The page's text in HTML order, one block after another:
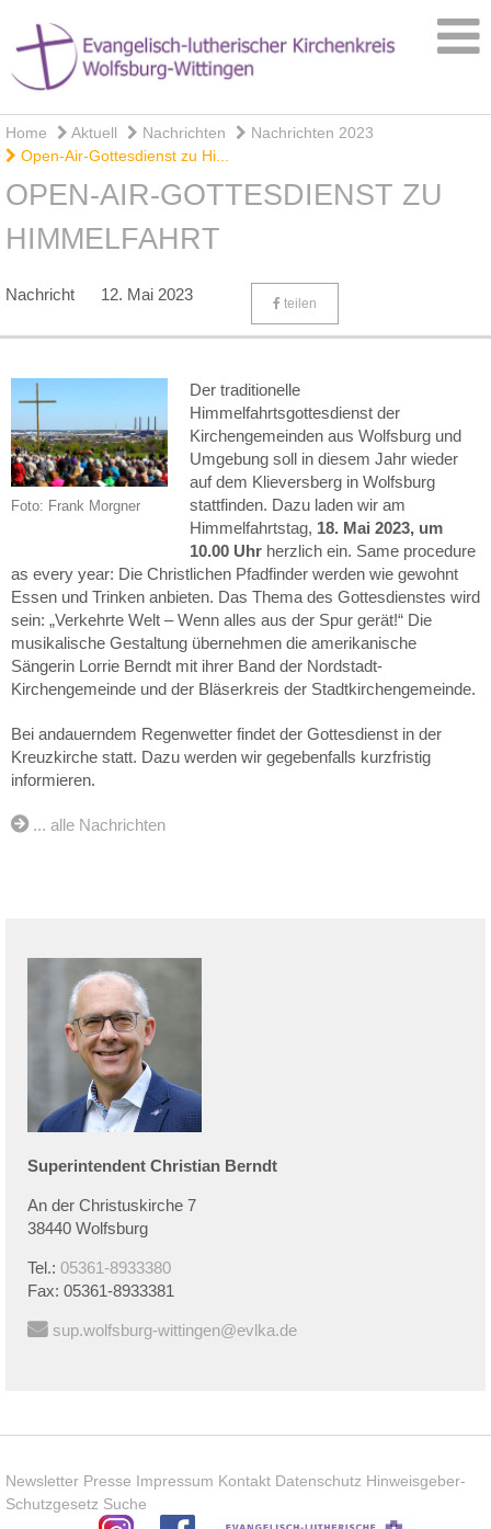
Home Aktuell Nachrichten
Nachrichten 2023
Open-Air-Gottesdienst zu Hi...
OPEN-AIR-GOTTESDIENST ZU
HIMMELFAHRT
Nachricht 12. Mai 2023 teilen
Foto: Frank Morgner
Der traditionelle
Himmelfahrtsgottesdienst der
Kirchengemeinden aus Wolfsburg und
Umgebung soll in diesem Jahr wieder
auf dem Klieversberg in Wolfsburg
stattfinden. Dazu laden wir am
Himmelfahrtstag, 18. Mai 2023, um
10.00 Uhr herzlich ein. Same procedure
as every year: Die Christlichen Pfadfinder werden wie gewohnt
Essen und Trinken anbieten. Das Thema des Gottesdienstes wird
sein: „Verkehrte Welt – Wenn alles aus der Spur gerät!“ Die
musikalische Gestaltung übernehmen die amerikanische
Sängerin Lorrie Berndt mit ihrer Band der Nordstadt-
Kirchengemeinde und der Bläserkreis der Stadtkirchengemeinde.
Bei andauerndem Regenwetter findet der Gottesdienst in der
Kreuzkirche statt. Dazu werden wir gegebenfalls kurzfristig
informieren.
... alle Nachrichten
Superintendent Christian Berndt
An der Christuskirche 7
38440 Wolfsburg
Tel.: 05361-8933380
Fax: 05361-8933381
sup.wolfsburg-wittingen@evlka.de
Newsletter Presse Impressum Kontakt Datenschutz Hinweisgeber-
Schutzgesetz Suche